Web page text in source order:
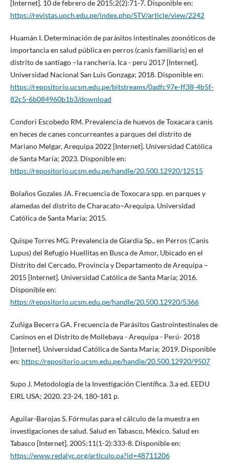
[Internet]. 10 de febrero de 2015;2(2):71-7. Disponible en:
https://revistas.upch.edu.pe/index.php/STV/article/view/2242
Huamán I. Determinación de parásitos intestinales zoonóticos de
importancia en salud pública en perros (canis familiaris) en el
distrito de santiago –la ranchería. Ica - peru 2017 [Internet].
Universidad Nacional San Luis Gonzaga; 2018. Disponible en:
https://repositorio.ucsm.edu.pe/bitstreams/0adfc97e-ff38-4b5f-
82c5-6b084960b1b3/download
Condori Escobedo RM. Prevalencia de huevos de Toxacara canis
en heces de canes concurreantes a parques del distrito de
Mariano Melgar, Arequipa 2022 [Internet]. Universidad Católica
de Santa María; 2023. Disponible en:
https://repositorio.ucsm.edu.pe/handle/20.500.12920/12515
Bolaños Gozales JA. Frecuencia de Toxocara spp. en parques y
alamedas del distrito de Characato–Arequipa. Universidad
Católica de Santa María; 2015.
Quispe Torres MG. Prevalencia de Giardia Sp., en Perros (Canis
Lupus) del Refugio Huellitas en Busca de Amor, Ubicado en el
Distrito del Cercado, Provincia y Departamento de Arequipa –
2015 [Internet]. Universidad Católica de Santa María; 2016.
Disponible en:
https://repositorio.ucsm.edu.pe/handle/20.500.12920/5366
Zuñiga Becerra GA. Frecuencia de Parásitos Gastrointestinales de
Caninos en el Distrito de Mollebaya - Arequipa - Perú- 2018
[Internet]. Universidad Católica de Santa María; 2019. Disponible
en: https://repositorio.ucsm.edu.pe/handle/20.500.12920/9507
Supo J. Metodología de la Investigación Científica. 3.a ed. EEDU
EIRL USA; 2020. 23-24, 180-181 p.
Aguilar-Barojas S. Fórmulas para el cálculo de la muestra en
investigaciones de salud. Salud en Tabasco, México. Salud en
Tabasco [Internet]. 2005;11(1-2):333-8. Disponible en:
https://www.redalyc.org/articulo.oa?id=48711206